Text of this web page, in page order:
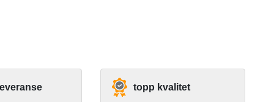
topp kvalitet